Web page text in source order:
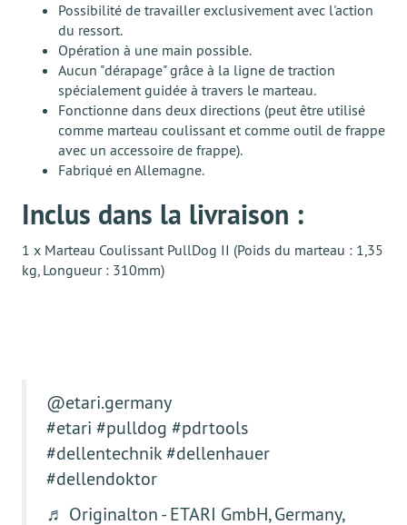
Possibilité de travailler exclusivement avec l'action
du ressort.
Opération à une main possible.
Aucun "dérapage" grâce à la ligne de traction
spécialement guidée à travers le marteau.
Fonctionne dans deux directions (peut être utilisé
comme marteau coulissant et comme outil de frappe
avec un accessoire de frappe).
Fabriqué en Allemagne.
Inclus dans la livraison :
1 x Marteau Coulissant PullDog II (Poids du marteau : 1,35
kg, Longueur : 310mm)
@etari.germany
#etari #pulldog #pdrtools
#dellentechnik #dellenhauer
#dellendoktor
♬ Originalton - ETARI GmbH, Germany,